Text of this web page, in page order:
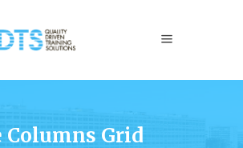
Columns Grid